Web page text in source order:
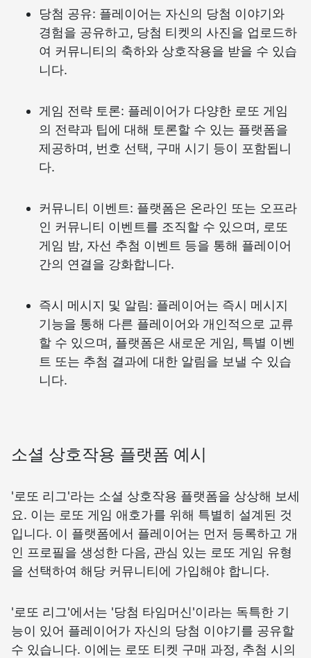
당첨 공유: 플레이어는 자신의 당첨 이야기와
경험을 공유하고, 당첨 티켓의 사진을 업로드하
여 커뮤니티의 축하와 상호작용을 받을 수 있습
니다.
게임 전략 토론: 플레이어가 다양한 로또 게임
의 전략과 팁에 대해 토론할 수 있는 플랫폼을
제공하며, 번호 선택, 구매 시기 등이 포함됩니
다.
커뮤니티 이벤트: 플랫폼은 온라인 또는 오프라
인 커뮤니티 이벤트를 조직할 수 있으며, 로또
게임 밤, 자선 추첨 이벤트 등을 통해 플레이어
간의 연결을 강화합니다.
즉시 메시지 및 알림: 플레이어는 즉시 메시지
기능을 통해 다른 플레이어와 개인적으로 교류
할 수 있으며, 플랫폼은 새로운 게임, 특별 이벤
트 또는 추첨 결과에 대한 알림을 보낼 수 있습
니다.
소셜 상호작용 플랫폼 예시
'로또 리그'라는 소셜 상호작용 플랫폼을 상상해 보세
요. 이는 로또 게임 애호가를 위해 특별히 설계된 것
입니다. 이 플랫폼에서 플레이어는 먼저 등록하고 개
인 프로필을 생성한 다음, 관심 있는 로또 게임 유형
을 선택하여 해당 커뮤니티에 가입해야 합니다.
'로또 리그'에서는 '당첨 타임머신'이라는 독특한 기
능이 있어 플레이어가 자신의 당첨 이야기를 공유할
수 있습니다. 이에는 로또 티켓 구매 과정, 추첨 시의